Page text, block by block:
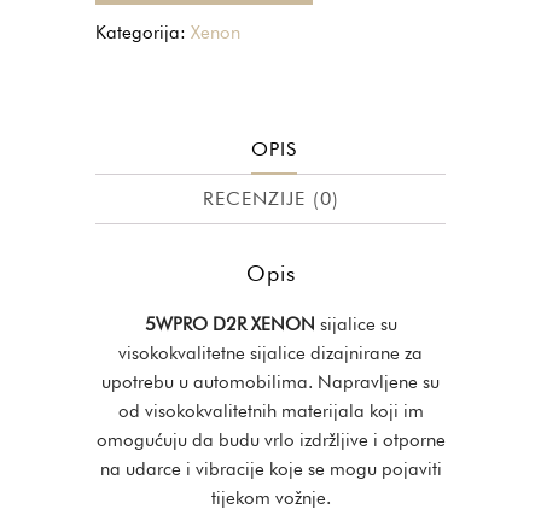
Kategorija: Xenon
OPIS
RECENZIJE (0)
Opis
5WPRO D2R XENON sijalice su
visokokvalitetne sijalice dizajnirane za
upotrebu u automobilima. Napravljene su
od visokokvalitetnih materijala koji im
omogućuju da budu vrlo izdržljive i otporne
na udarce i vibracije koje se mogu pojaviti
tijekom vožnje.